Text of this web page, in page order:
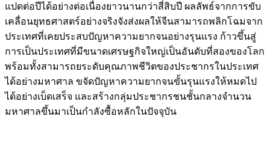
แปดต่อปีได้อย่างต่อเนื่องยาวนานกว่าสี่สิบปี ผลลัพธ์จากการขับ
เคลื่อนยุทธศาสตร์อย่างจริงจังส่งผลให้จีนสามารถพลิกโฉมจาก
ประเทศที่เคยประสบปัญหาความยากจนอย่างรุนแรง ก้าวขึ้นสู่
การเป็นประเทศที่มีขนาดเศรษฐกิจใหญ่เป็นอันดับที่สองของโลก
พร้อมทั้งสามารถยระดับคุณภาพชีวิตของประชากรในประเทศ
ได้อย่างมหาศาล ขจัดปัญหาความยากจนขั้นรุนแรงให้หมดไป
ได้อย่างเบ็ดเสร็จ และสร้างกลุ่มประชากรชนชั้นกลางจำนวน
มหาศาลขึ้นมาเป็นกำลังซื้อหลักในปัจจุบัน